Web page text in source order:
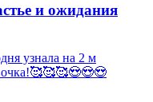
и ожидания
узнала на 2 м